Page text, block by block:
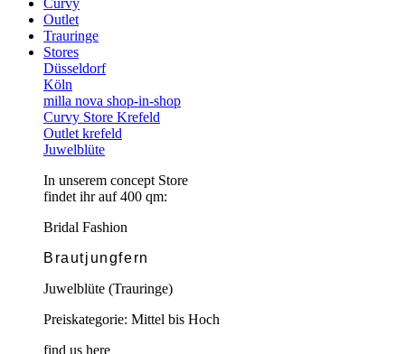
Curvy
Outlet
Trauringe
Stores
Düsseldorf
Köln
milla nova shop-in-shop
Curvy Store Krefeld
Outlet krefeld
Juwelblüte
In unserem concept Store
findet ihr auf 400 qm:
Bridal Fashion
Brautjungfern
Juwelblüte (Trauringe)
Preiskategorie: Mittel bis Hoch
find us here